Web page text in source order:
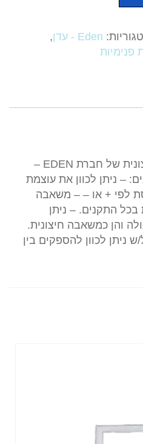
Eden - עדן
,
משאבת מים פנימית חיצונית של חברת EDEN –
140 מאפיינים: – ניתן לכוון את עוצמת
לפי + או – – משאבה
בכל התקנים. – ניתן
והן כמשאבה חיצונית.
מקסימלי: 2800 ל/ש ניתן לכוון להספקים בין